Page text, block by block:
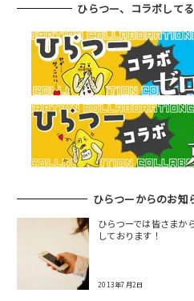
ひらつー、コラボして
ひらつーからのお知
ひらつーでは皆さまか
しております！
2013年7月2日